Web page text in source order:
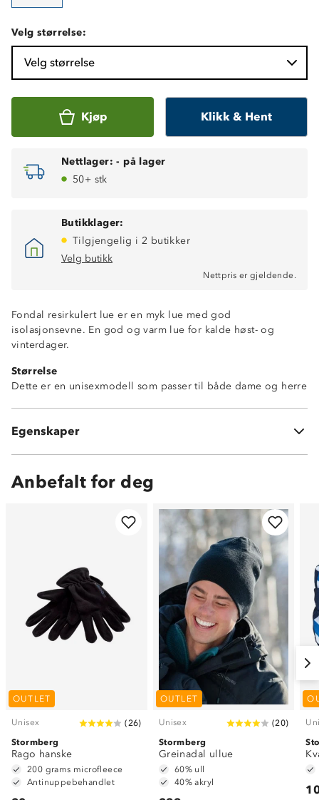
Velg størrelse:
Velg størrelse
Kjøp Klikk & Hent
Nettlager: - på lager
50+ stk
Butikklager:
Tilgjengelig i 2 butikker
Velg butikk
Nettpris er gjeldende.
Fondal resirkulert lue er en myk lue med god
isolasjonsevne. En god og varm lue for kalde høst- og
vinterdager.
Størrelse
Dette er en unisexmodell som passer til både dame og herre
Egenskaper
100% resirkulert polyester
Anbefalt for deg
OUTLET
Unisex ( 26)
Stormberg
Rago hanske
200 grams microfleece
Antinuppebehandlet
OUTLET
Unisex (20)
Stormberg
Greinadal ullue
60% ull
40% akryl